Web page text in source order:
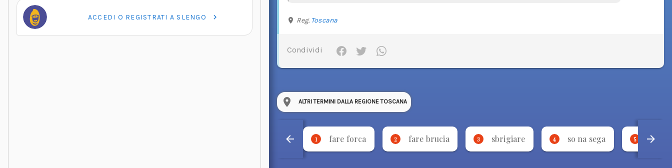
ACCEDI O REGISTRATI A SLENGO Reg. Toscana
Condividi
ALTRI TERMINI DALLA REGIONE TOSCANA
1 fare forca 2 fare brucia 3 sbrigiare 4 so na sega 5 borda